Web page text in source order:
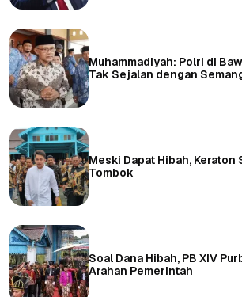
Muhammadiyah: Polri di
Tak Sejalan dengan
Meski Dapat Hibah, Keraton
Tombok
Soal Dana Hibah, PB XIV
Arahan Pemerintah